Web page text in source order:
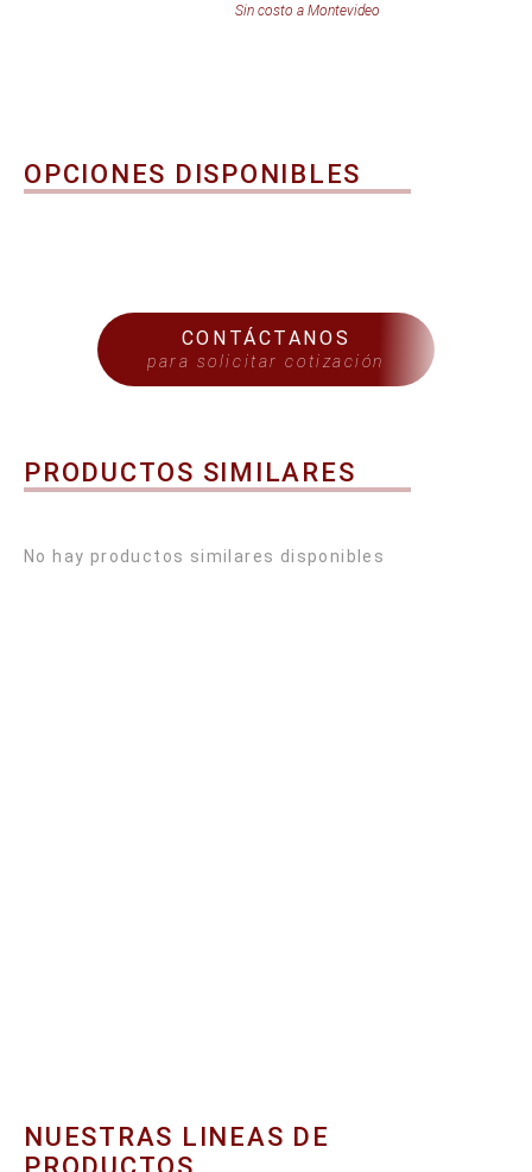
Sin costo a Montevideo
OPCIONES DISPONIBLES
CONTÁCTANOS
para solicitar cotización
PRODUCTOS SIMILARES
No hay productos similares disponibles
NUESTRAS LINEAS DE